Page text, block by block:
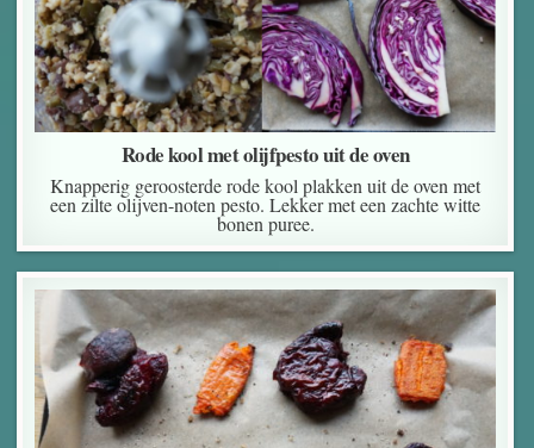
Rode kool met olijfpesto uit de oven
Knapperig geroosterde rode kool plakken uit de oven met
een zilte olijven-noten pesto. Lekker met een zachte witte
bonen puree.